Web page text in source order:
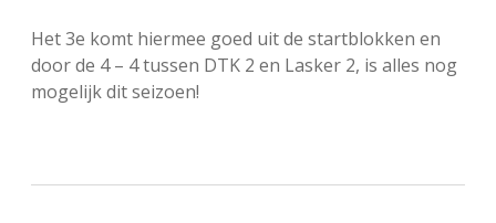
Het 3e komt hiermee goed uit de startblokken en
door de 4 – 4 tussen DTK 2 en Lasker 2, is alles nog
mogelijk dit seizoen!